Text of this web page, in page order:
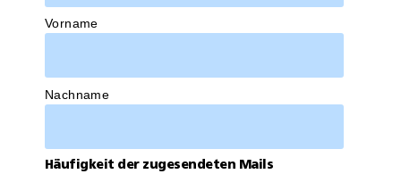
Vorname
Nachname
Häufigkeit der zugesendeten Mails